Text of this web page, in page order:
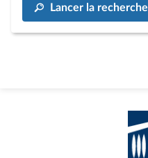
Lancer la recherche